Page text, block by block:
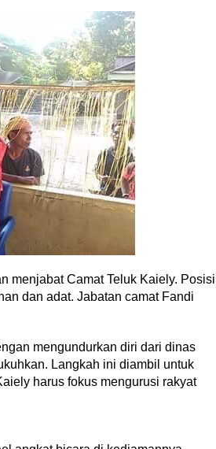
menjabat Camat Teluk Kaiely. Posisi
dan adat. Jabatan camat Fandi
mengundurkan diri dari dinas
Langkah ini diambil untuk
harus fokus mengurusi rakyat